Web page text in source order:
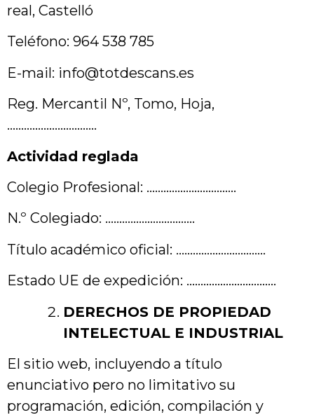
real, Castelló
Teléfono: 964 538 785
E-mail: info@totdescans.es
Reg. Mercantil Nº, Tomo, Hoja,
…………………………..
Actividad reglada
Colegio Profesional: …………………………..
N.º Colegiado: …………………………..
Título académico oficial: …………………………..
Estado UE de expedición: …………………………..
DERECHOS DE PROPIEDAD
INTELECTUAL E INDUSTRIAL
El sitio web, incluyendo a título
enunciativo pero no limitativo su
programación, edición, compilación y